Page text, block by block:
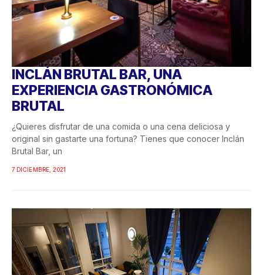
INCLÁN BRUTAL BAR, UNA
EXPERIENCIA GASTRONÓMICA
BRUTAL
¿Quieres disfrutar de una comida o una cena deliciosa y
original sin gastarte una fortuna? Tienes que conocer Inclán
Brutal Bar, un
7 DICIEMBRE, 2021